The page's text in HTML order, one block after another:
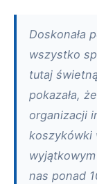
Doskonała
wszystko
tutaj
pokazała,
organizacji
koszykówki
nas ponad